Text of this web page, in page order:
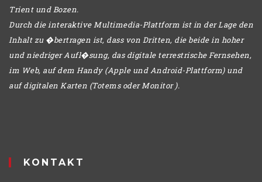
Trient und Bozen.
Durch die interaktive Multimedia-Plattform ist in der Lage den
Inhalt zu �bertragen ist, dass von Dritten, die beide in hoher
und niedriger Aufl�sung, das digitale terrestrische Fernsehen,
im Web, auf dem Handy (Apple und Android-Plattform) und
auf digitalen Karten (Totems oder Monitor ).
KONTAKT